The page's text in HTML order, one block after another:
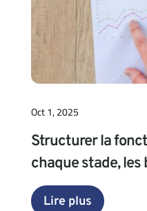
Structurer la
chaque stade,
Lire plus
Oct 1, 2025